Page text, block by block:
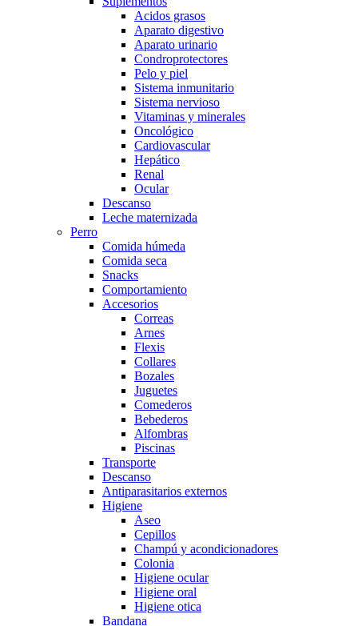
Acidos grasos
Aparato digestivo
Aparato urinario
Condroprotectores
Pelo y piel
Sistema inmunitario
Sistema nervioso
Vitaminas y minerales
Oncológico
Cardiovascular
Hepático
Renal
Ocular
Descanso
Leche maternizada
Perro
Comida húmeda
Comida seca
Snacks
Comportamiento
Accesorios
Correas
Arnes
Flexis
Collares
Bozales
Juguetes
Comederos
Bebederos
Alfombras
Piscinas
Transporte
Descanso
Antiparasitarios externos
Higiene
Aseo
Cepillos
Champú y acondicionadores
Colonia
Higiene ocular
Higiene oral
Higiene otica
Bandana